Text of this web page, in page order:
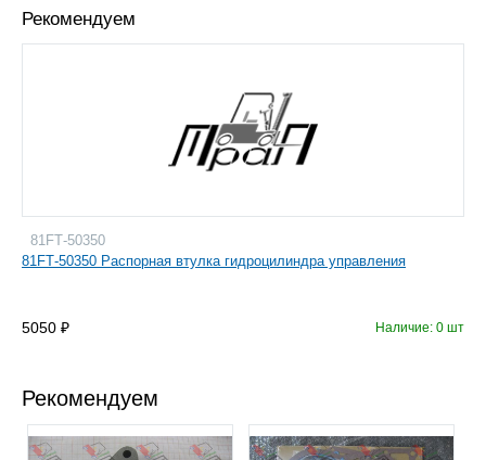
Рекомендуем
81FТ-50350
81FТ-50350 Распорная втулка гидроцилиндра управления
5050 Наличие: 0 шт
Рекомендуем